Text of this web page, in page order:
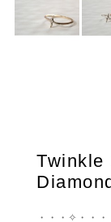
Twinkle
・・・✧・・・